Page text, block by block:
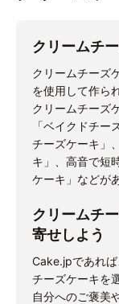
クリームチ
クリームチーズ
を使用して作ら
クリームチーズ
「ベイクドチ
チーズケーキ」
キ」、高音で短
ケーキ」などが
クリームチ
寄せしよう
Cake.jpであれ
チーズケーキを
自分へのご褒美